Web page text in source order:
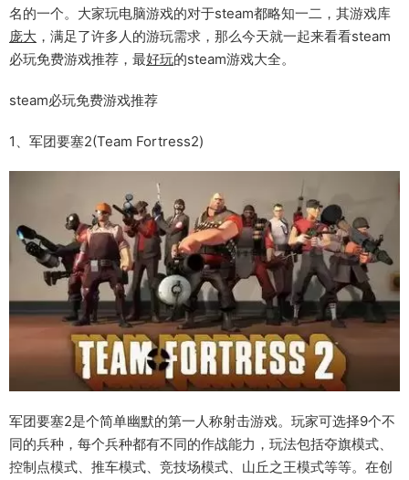
名的一个。大家玩电脑游戏的对于steam都略知一二，其游戏库
庞大 ，满足了许多人的游玩需求，那么今天就一起来看看steam
必玩免费游戏推荐，最好玩的steam游戏大全。
steam必玩免费游戏推荐
1、军团要塞2(Team Fortress2)
军团要塞2是个简单幽默的第一人称射击游戏。玩家可选择9个不
同的兵种，每个兵种都有不同的作战能力，玩法包括夺旗模式、
控制点模式、推车模式、竞技场模式、山丘之王模式等等。在创